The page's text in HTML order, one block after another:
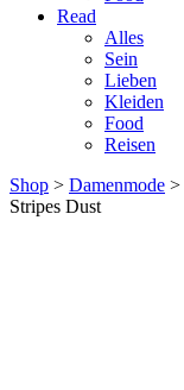
Read
Alles
Sein
Lieben
Kleiden
Food
Reisen
Shop > Damenmode >
Stripes Dust